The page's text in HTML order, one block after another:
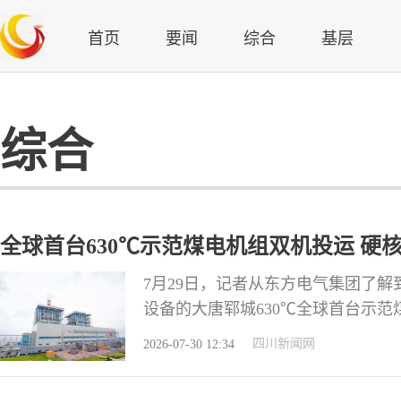
首页 要闻 综合 基层
综合
全球首台630℃示范煤电机组双机投运 硬
7月29日，记者从东方电气集团了
设备的大唐郓城630℃全球首台示范
组 据悉，该项目核心装备100%“
2026-07-30 12:34 四川新闻网